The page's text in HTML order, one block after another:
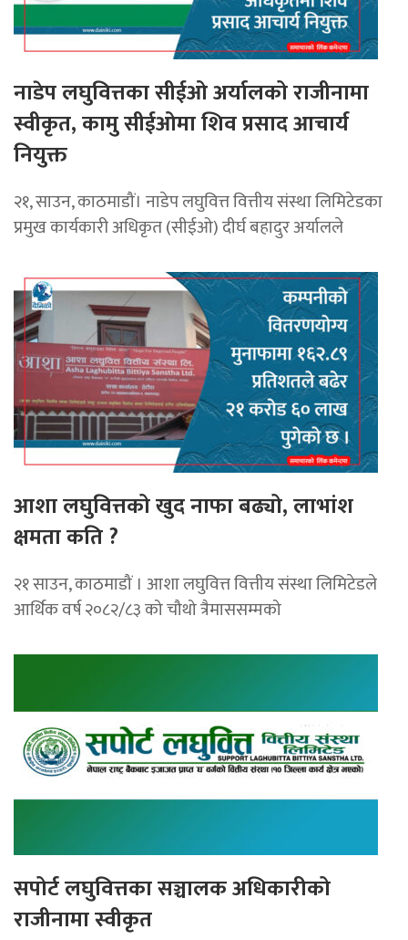
नाडेप लघुवित्तका सीईओ अर्यालको राजीनामा
स्वीकृत, कामु सीईओमा शिव प्रसाद आचार्य
नियुक्त
२१, साउन, काठमाडौं। नाडेप लघुवित्त वित्तीय संस्था लिमिटेडका
प्रमुख कार्यकारी अधिकृत (सीईओ) दीर्घ बहादुर अर्यालले
आशा लघुवित्तको खुद नाफा बढ्यो, लाभांश
क्षमता कति ?
२१ साउन, काठमाडौं । आशा लघुवित्त वित्तीय संस्था लिमिटेडले
आर्थिक वर्ष २०८२/८३ को चौथो त्रैमाससम्मको
सपोर्ट लघुवित्तका सञ्चालक अधिकारीको
राजीनामा स्वीकृत